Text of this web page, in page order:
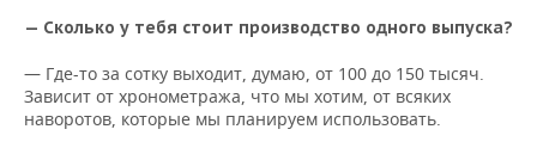
— Сколько у тебя стоит производство одного выпуска?
— Где-то за сотку выходит, думаю, от 100 до 150 тысяч.
Зависит от хронометража, что мы хотим, от всяких
наворотов, которые мы планируем использовать.